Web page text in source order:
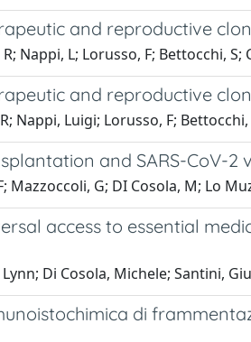
and reproductive
Nappi, L; Lorusso, F; Bettocchi,
and reproductive
Nappi, Luigi; Lorusso, F;
and SARS-CoV-2
Mazzoccoli, G; DI Cosola, M; Lo
access to essential
Di Cosola, Michele; Santini,
di